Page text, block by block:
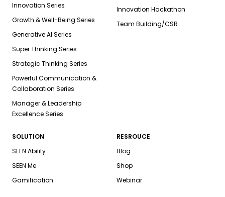
Innovation Series
Growth & Well-Being Series
Generative AI Series
Super Thinking Series
Strategic Thinking Series
Powerful Communication &
Collaboration Series
Manager & Leadership
Excellence Series
Innovation Hackathon
Team Building/CSR
SOLUTION
SEEN Ability
SEEN Me
Gamification
RESROUCE
Blog
Shop
Webinar